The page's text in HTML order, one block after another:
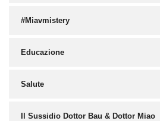
#Miavmistery
Educazione
Salute
Il Sussidio Dottor Bau & Dottor Miao